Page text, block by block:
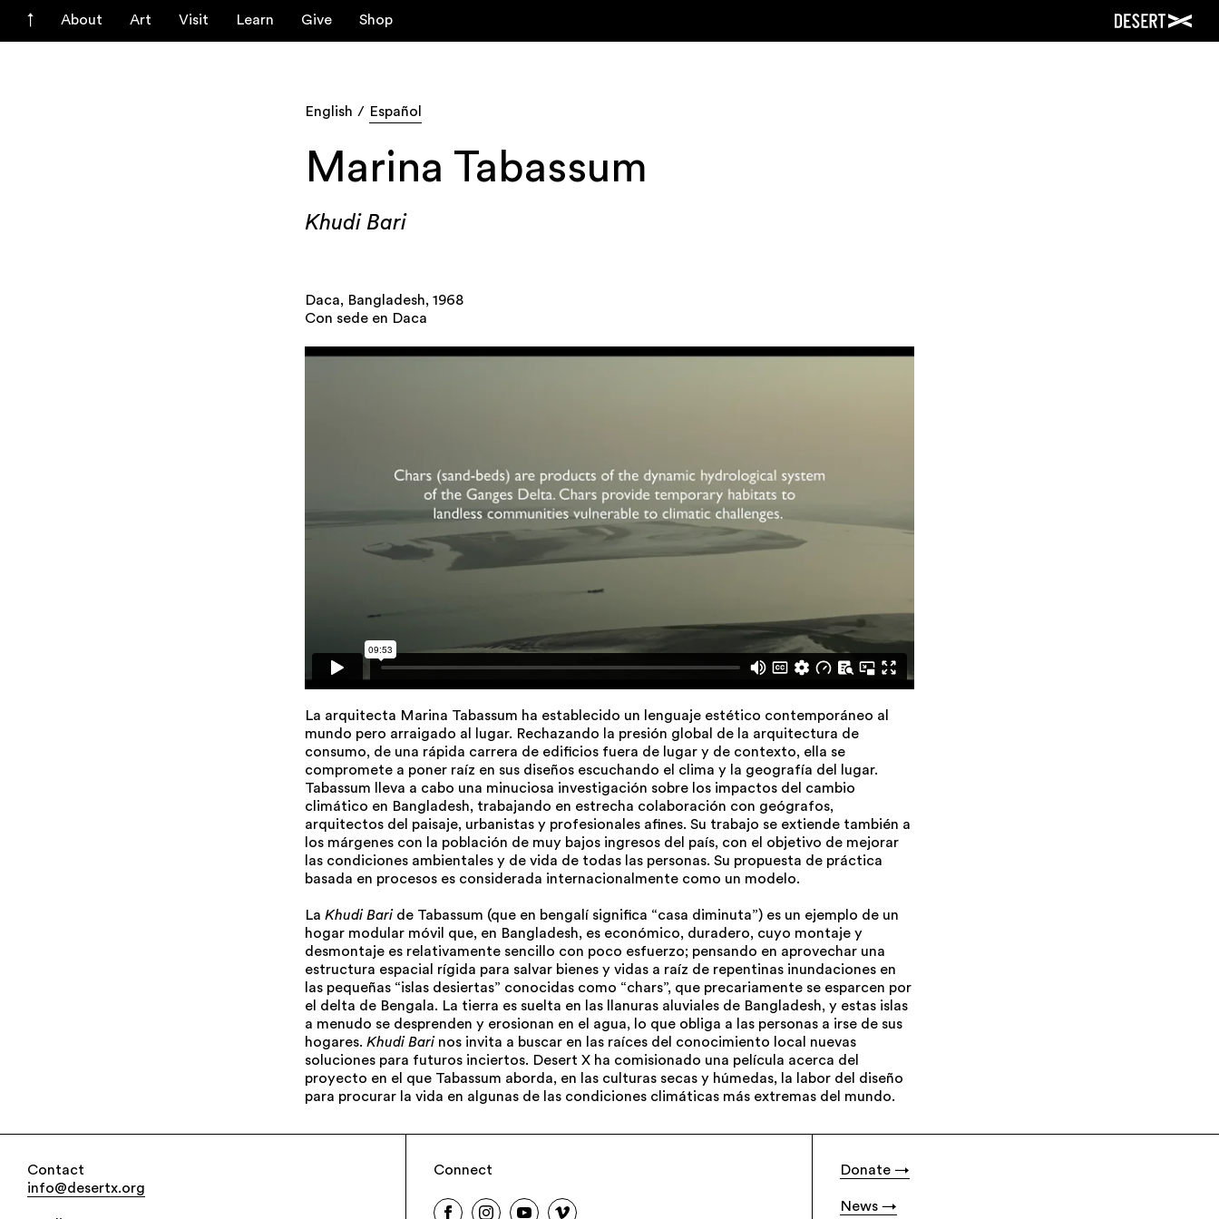
About Art Visit Learn Give Shop
English Español
Marina Tabassum
Khudi Bari
Daca, Bangladesh, 1968
Con sede en Daca
La arquitecta Marina Tabassum ha establecido un lenguaje estético contemporáneo al
mundo pero arraigado al lugar. Rechazando la presión global de la arquitectura de
consumo, de una rápida carrera de edificios fuera de lugar y de contexto, ella se
compromete a poner raíz en sus diseños escuchando el clima y la geografía del lugar.
Tabassum lleva a cabo una minuciosa investigación sobre los impactos del cambio
climático en Bangladesh, trabajando en estrecha colaboración con geógrafos,
arquitectos del paisaje, urbanistas y profesionales afines. Su trabajo se extiende también a
los márgenes con la población de muy bajos ingresos del país, con el objetivo de mejorar
las condiciones ambientales y de vida de todas las personas. Su propuesta de práctica
basada en procesos es considerada internacionalmente como un modelo.
La Khudi Bari de Tabassum (que en bengalí significa “casa diminuta”) es un ejemplo de un
hogar modular móvil que, en Bangladesh, es económico, duradero, cuyo montaje y
desmontaje es relativamente sencillo con poco esfuerzo; pensando en aprovechar una
estructura espacial rígida para salvar bienes y vidas a raíz de repentinas inundaciones en
las pequeñas “islas desiertas” conocidas como “chars”, que precariamente se esparcen por
el delta de Bengala. La tierra es suelta en las llanuras aluviales de Bangladesh, y estas islas
a menudo se desprenden y erosionan en el agua, lo que obliga a las personas a irse de sus
hogares. Khudi Bari nos invita a buscar en las raíces del conocimiento local nuevas
soluciones para futuros inciertos. Desert X ha comisionado una película acerca del
proyecto en el que Tabassum aborda, en las culturas secas y húmedas, la labor del diseño
para procurar la vida en algunas de las condiciones climáticas más extremas del mundo.
Contact
info@desertx.org
Connect Donate
News